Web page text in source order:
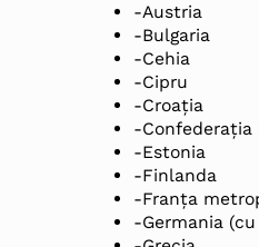
-Austria
-Bulgaria
-Cehia
-Cipru
-Croaţia
-Confederaţia
-Estonia
-Finlanda
-Franţa
-Germania